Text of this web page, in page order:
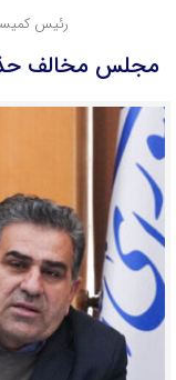
رئیس
مجلس مخالف